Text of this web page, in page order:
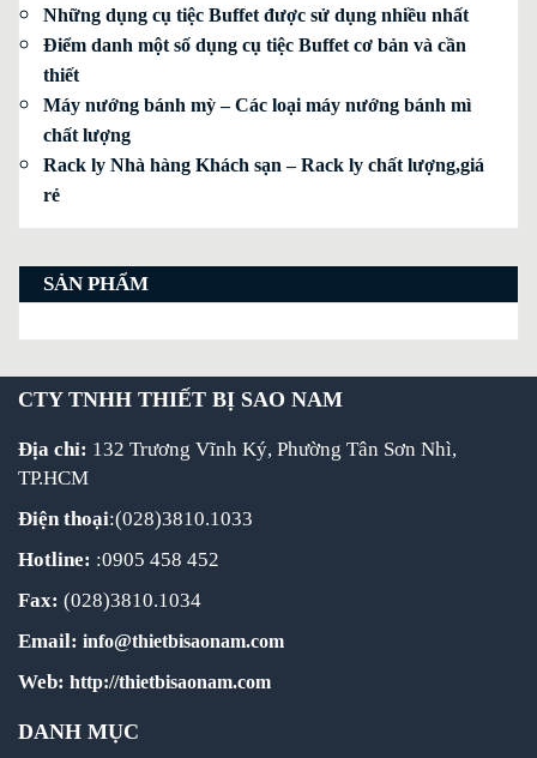
Những dụng cụ tiệc Buffet được sử dụng nhiều nhất
Điểm danh một số dụng cụ tiệc Buffet cơ bản và cần
thiết
Máy nướng bánh mỳ – Các loại máy nướng bánh mì
chất lượng
Rack ly Nhà hàng Khách sạn – Rack ly chất lượng,giá
rẻ
SẢN PHẨM
CTY TNHH THIẾT BỊ SAO NAM
Địa chỉ: 132 Trương Vĩnh Ký, Phường Tân Sơn Nhì,
TP.HCM
Điện thoại:(028)3810.1033
Hotline: :0905 458 452
Fax: (028)3810.1034
Email: info@thietbisaonam.com
Web: http://thietbisaonam.com
DANH MỤC